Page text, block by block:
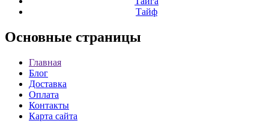
Тайф
Основные страницы
Главная
Блог
Доставка
Оплата
Контакты
Карта сайта